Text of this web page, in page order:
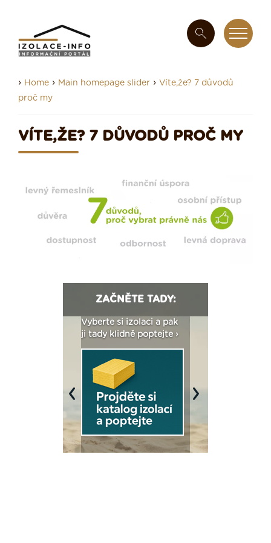
› Home › Main homepage slider › Víte,že? 7 důvodů
proč my
VÍTE,ŽE? 7 DŮVODŮ PROČ MY
ZAČNĚTE TADY:
Vyberte si izolaci a pak
ji tady klidně poptejte ›
Previous Next